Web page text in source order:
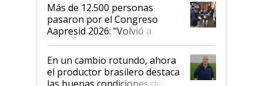
Más de 12.500 personas
pasaron por el Congreso
Aapresid 2026: "Volvió a
demostrar que hablar del
suelo es hablar de todo el
sistema productivo"
En un cambio rotundo, ahora
el productor brasilero destaca